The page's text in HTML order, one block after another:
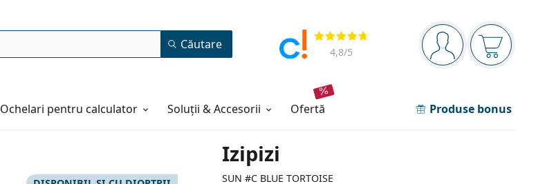
Panou de navigare
Sunteți logat
Coșul
Opinii
4,8/5
Căutare
Ochelari pentru calculator Soluții & Accesorii ofertă Produse bonus
Izipizi
SUN #C BLUE TORTOISE